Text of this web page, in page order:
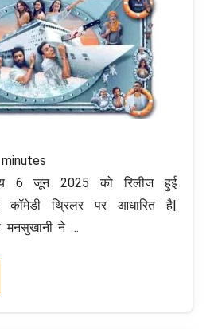
minutes
6 जून 2025 को रिलीज हुई
थ्रिलर पर आधारित है|
मनसुखानी ने …